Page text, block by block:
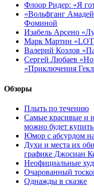
Флоор Ридер: «Я
«Вольфганг
Фоминой
Изабель Арсено
Марк Мартин
Валерий Козлов
Сергей Любаев
«Приключения
Обзоры
Плыть по течению
Самые красивые и
можно будет
Юмор с абсурдом
Духи и места их
графике Джосиан
Неофициальные
Очарованный
Однажды в сказке